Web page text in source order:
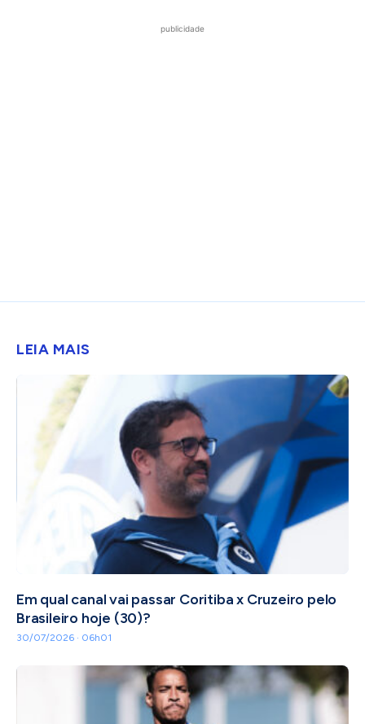
publicidade
LEIA MAIS
Em qual canal vai passar Coritiba x Cruzeiro pelo
Brasileiro hoje (30)?
30/07/2026 · 06h01